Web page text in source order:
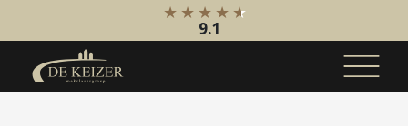
9.1